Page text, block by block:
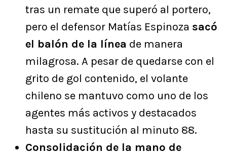
tras un remate que superó al portero,
pero el defensor Matías Espinoza sacó
el balón de la línea de manera
milagrosa. A pesar de quedarse con el
grito de gol contenido, el volante
chileno se mantuvo como uno de los
agentes más activos y destacados
hasta su sustitución al minuto 88.
Consolidación de la mano de